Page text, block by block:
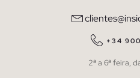
+34
2ª a 6ª feira,